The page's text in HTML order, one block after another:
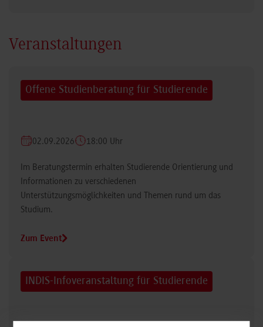
Veranstaltungen
Offene Studienberatung für Studierende
02.09.2026 18:00 Uhr
Im Beratungstermin erhalten Studierende Orientierung und
Informationen zu verschiedenen
Unterstützungsmöglichkeiten und Themen rund um das
Studium.
Zum Event
INDIS-Infoveranstaltung für Studierende